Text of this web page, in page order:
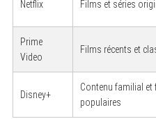
Netflix Films et séries
Prime
Video
Films récents et
Disney+
Contenu familial et
populaires